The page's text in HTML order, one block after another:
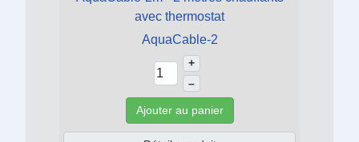
avec thermostat
AquaCable-2
+
–
Ajouter au panier